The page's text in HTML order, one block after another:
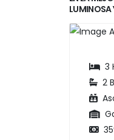
LUMINOSA
3
2